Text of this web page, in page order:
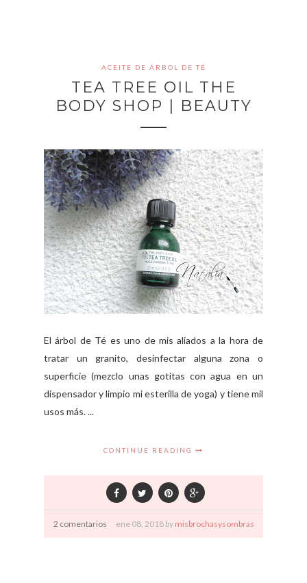
ACEITE DE ÁRBOL DE TÉ
TEA TREE OIL THE
BODY SHOP | BEAUTY
El árbol de Té es uno de mis aliados a la hora de
tratar un granito, desinfectar alguna zona o
superficie (mezclo unas gotitas con agua en un
dispensador y limpio mi esterilla de yoga) y tiene mil
usos más. ...
CONTINUE READING
2 comentarios ene 08, 2018 by misbrochasysombras